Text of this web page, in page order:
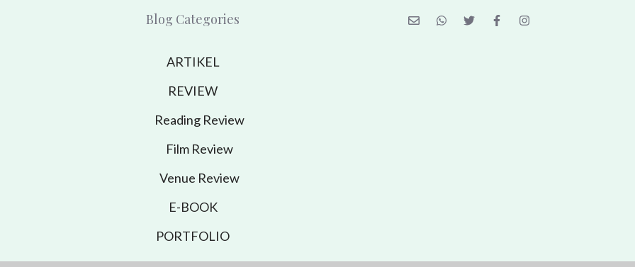
Blog Categories
ARTIKEL
REVIEW
Reading Review
Film Review
Venue Review
E-BOOK
PORTFOLIO